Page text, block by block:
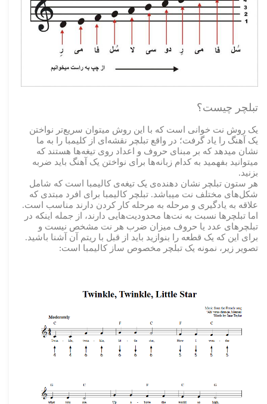
تبلچر چیست؟
یک روش نت خوانی است که با این روش میتوان سریع‌تر نواختن
یک آهنگ را یاد گرفت؛ در واقع تبلچر نقشه‌ای از کلیمبا را به ما
نشان میدهد که بر مبنای حروف و اعداد روی تیغه‌ها هستند که
میتوانید بفهمید به کدام زبانه‌ها برای نواختن یک آهنگ باید ضربه
بزنید.
هر ستون تبلچر نشان دهنده‌ی یک تیغه‌ی کالیمبا است که شامل
شکل‌های مختلف نت میباشد. تبلچر کالیمبا برای افرد مبتدی که
علاقه به یادگیری و مرحله به مرحله کار کردن دارند مناسب است.
اما تبلچرها نسبت به نت‌ها محدودیت‌هایی دارند، از جمله اینکه در
تبلچرهای عدد یا حروف میزان ضرب هر نت مشخص نیست و
برای این که یک قطعه را بنوازید باید از قبل با ریتم آن آشنا باشید.
تصویر زیر، نمونه یک تبلچر مخصوص ساز کالیمبا است: